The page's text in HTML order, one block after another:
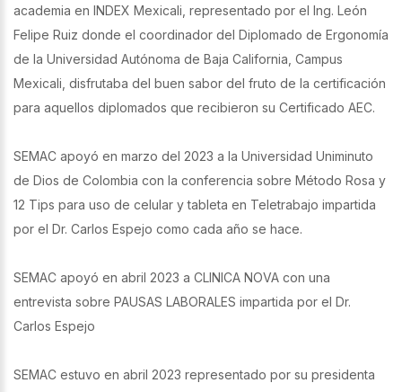
academia en INDEX Mexicali, representado por el Ing. León
Felipe Ruiz donde el coordinador del Diplomado de Ergonomía
de la Universidad Autónoma de Baja California, Campus
Mexicali, disfrutaba del buen sabor del fruto de la certificación
para aquellos diplomados que recibieron su Certificado AEC.
SEMAC apoyó en marzo del 2023 a la Universidad Uniminuto
de Dios de Colombia con la conferencia sobre Método Rosa y
12 Tips para uso de celular y tableta en Teletrabajo impartida
por el Dr. Carlos Espejo como cada año se hace.
SEMAC apoyó en abril 2023 a CLINICA NOVA con una
entrevista sobre PAUSAS LABORALES impartida por el Dr.
Carlos Espejo
SEMAC estuvo en abril 2023 representado por su presidenta